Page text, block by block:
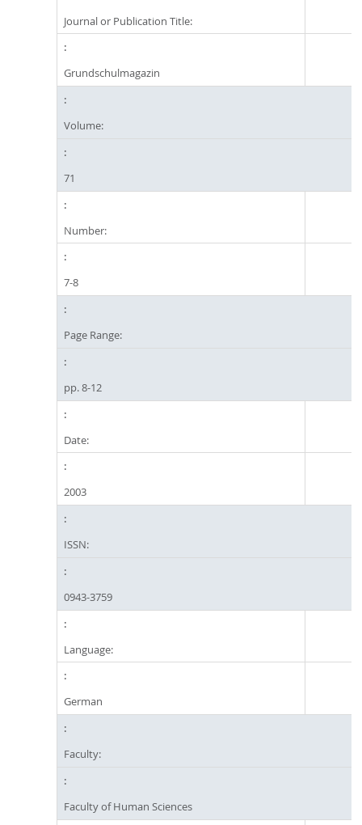
Journal or Publication Title:
Grundschulmagazin
Volume:
71
Number:
7-8
Page Range:
pp. 8-12
Date:
2003
ISSN:
0943-3759
Language:
German
Faculty:
Faculty of Human Sciences